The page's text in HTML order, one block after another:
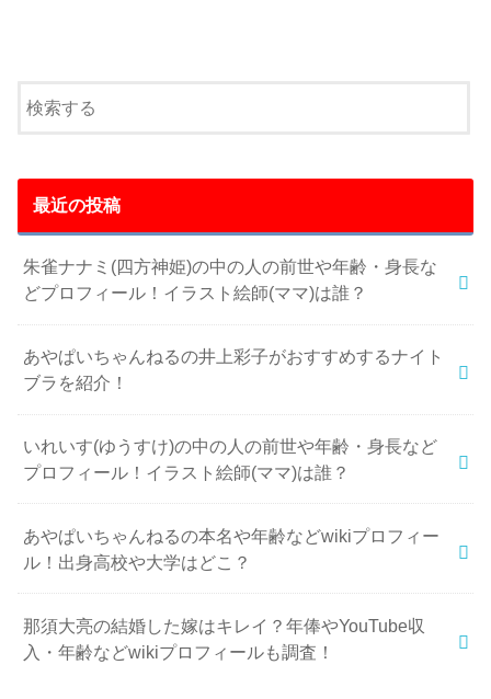
最近の投稿
朱雀ナナミ(四方神姫)の中の人の前世や年齢・身長な
どプロフィール！イラスト絵師(ママ)は誰？
あやぱいちゃんねるの井上彩子がおすすめするナイト
ブラを紹介！
いれいす(ゆうすけ)の中の人の前世や年齢・身長など
プロフィール！イラスト絵師(ママ)は誰？
あやぱいちゃんねるの本名や年齢などwikiプロフィー
ル！出身高校や大学はどこ？
那須大亮の結婚した嫁はキレイ？年俸やYouTube収
入・年齢などwikiプロフィールも調査！